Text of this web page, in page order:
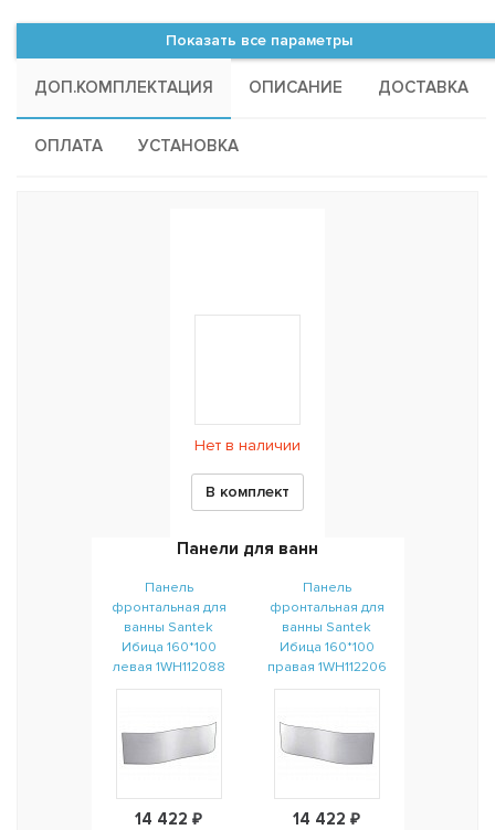
Показать все параметры
ДОП.КОМПЛЕКТАЦИЯ ОПИСАНИЕ ДОСТАВКА
ОПЛАТА УСТАНОВКА
Нет в наличии
В комплект
Панели для ванн
Панель
фронтальная для
ванны Santek
Ибица 160*100
левая 1WH112088
14 422 ₽
Панель
фронтальная для
ванны Santek
Ибица 160*100
правая 1WH112206
14 422 ₽